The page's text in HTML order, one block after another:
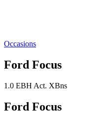
Occasions
Ford Focus
1.0 EBH Act. XBns
Ford Focus